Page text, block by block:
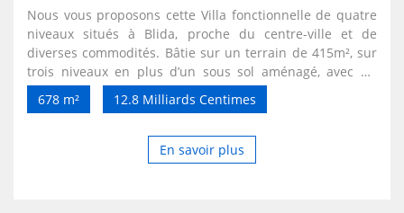
Nous vous proposons cette Villa fonctionnelle de quatre
niveaux situés à Blida, proche du centre-ville et de
diverses commodités. Bâtie sur un terrain de 415m², sur
trois niveaux en plus d’un sous sol aménagé, avec un
jardin aux arbres fruitiers son emplacement est un
véritable atout : Facilement accessible depuis l’autoroute
pourront vous rendre visite en toute sérénité et
stationner facilement dans l’impasse semi-privative.
678 m² 12.8 Milliards Centimes
En savoir plus